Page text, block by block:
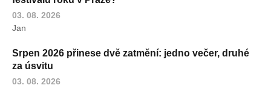
03. 08. 2026
Jan
Srpen 2026 přinese dvě zatmění: jedno večer, druhé
za úsvitu
03. 08. 2026